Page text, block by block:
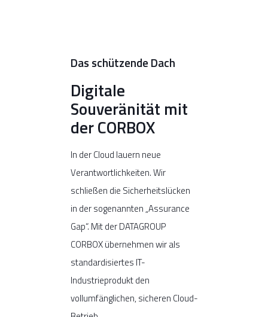
Das schützende Dach
Digitale
Souveränität mit
der CORBOX
In der Cloud lauern neue
Verantwortlichkeiten. Wir
schließen die Sicherheitslücken
in der sogenannten „Assurance
Gap“. Mit der DATAGROUP
CORBOX übernehmen wir als
standardisiertes IT-
Industrieprodukt den
vollumfänglichen, sicheren Cloud-